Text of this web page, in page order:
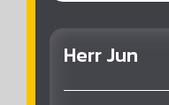
Herr Jun